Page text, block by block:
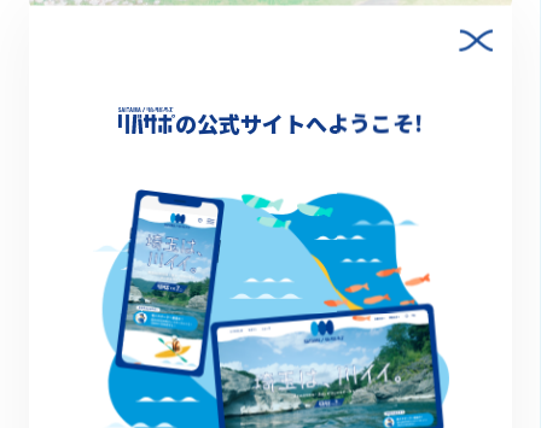
1
の公式サイトへようこそ!